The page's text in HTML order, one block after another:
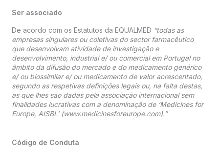
Ser associado
De acordo com os Estatutos da EQUALMED “todas as
empresas singulares ou coletivas do sector farmacêutico
que desenvolvam atividade de investigação e
desenvolvimento, industrial e/ ou comercial em Portugal no
âmbito da difusão do mercado e do medicamento genérico
e/ ou biossimilar e/ ou medicamento de valor acrescentado,
segundo as respetivas definições legais ou, na falta destas,
as que lhes são dadas pela associação internacional sem
finalidades lucrativas com a denominação de ‘Medicines for
Europe, AISBL’ (www.medicinesforeurope.com).”
Código de Conduta